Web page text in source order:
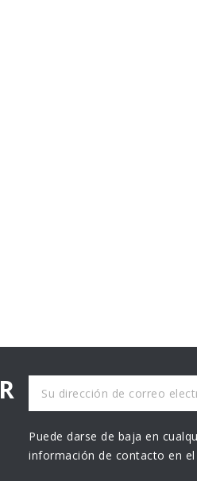
Puede darse de baja en
información de contacto en el